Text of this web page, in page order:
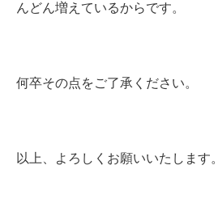
んどん増えているからです。
何卒その点をご了承ください。
以上、よろしくお願いいたします。